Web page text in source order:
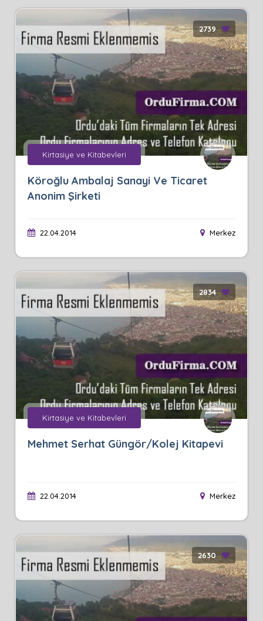
2739
Kirtasiye ve Kitabevleri
Köroğlu Ambalaj Sanayi Ve Ticaret
Anonim Şirketi
22.04.2014 Merkez
2834
Kirtasiye ve Kitabevleri
Mehmet Serhat Güngör/Kolej Kitapevi
22.04.2014 Merkez
2630